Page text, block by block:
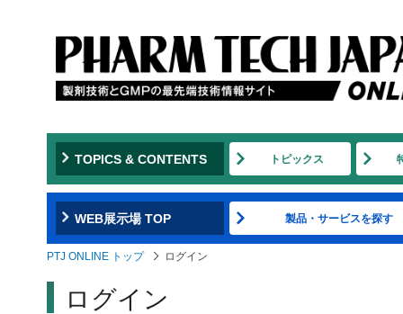
to
navigation
TOPICS & CONTENTS トピックス
WEB展示場 TOP 製品・サービスを探す
PTJ ONLINE トップ ログイン
ログイン